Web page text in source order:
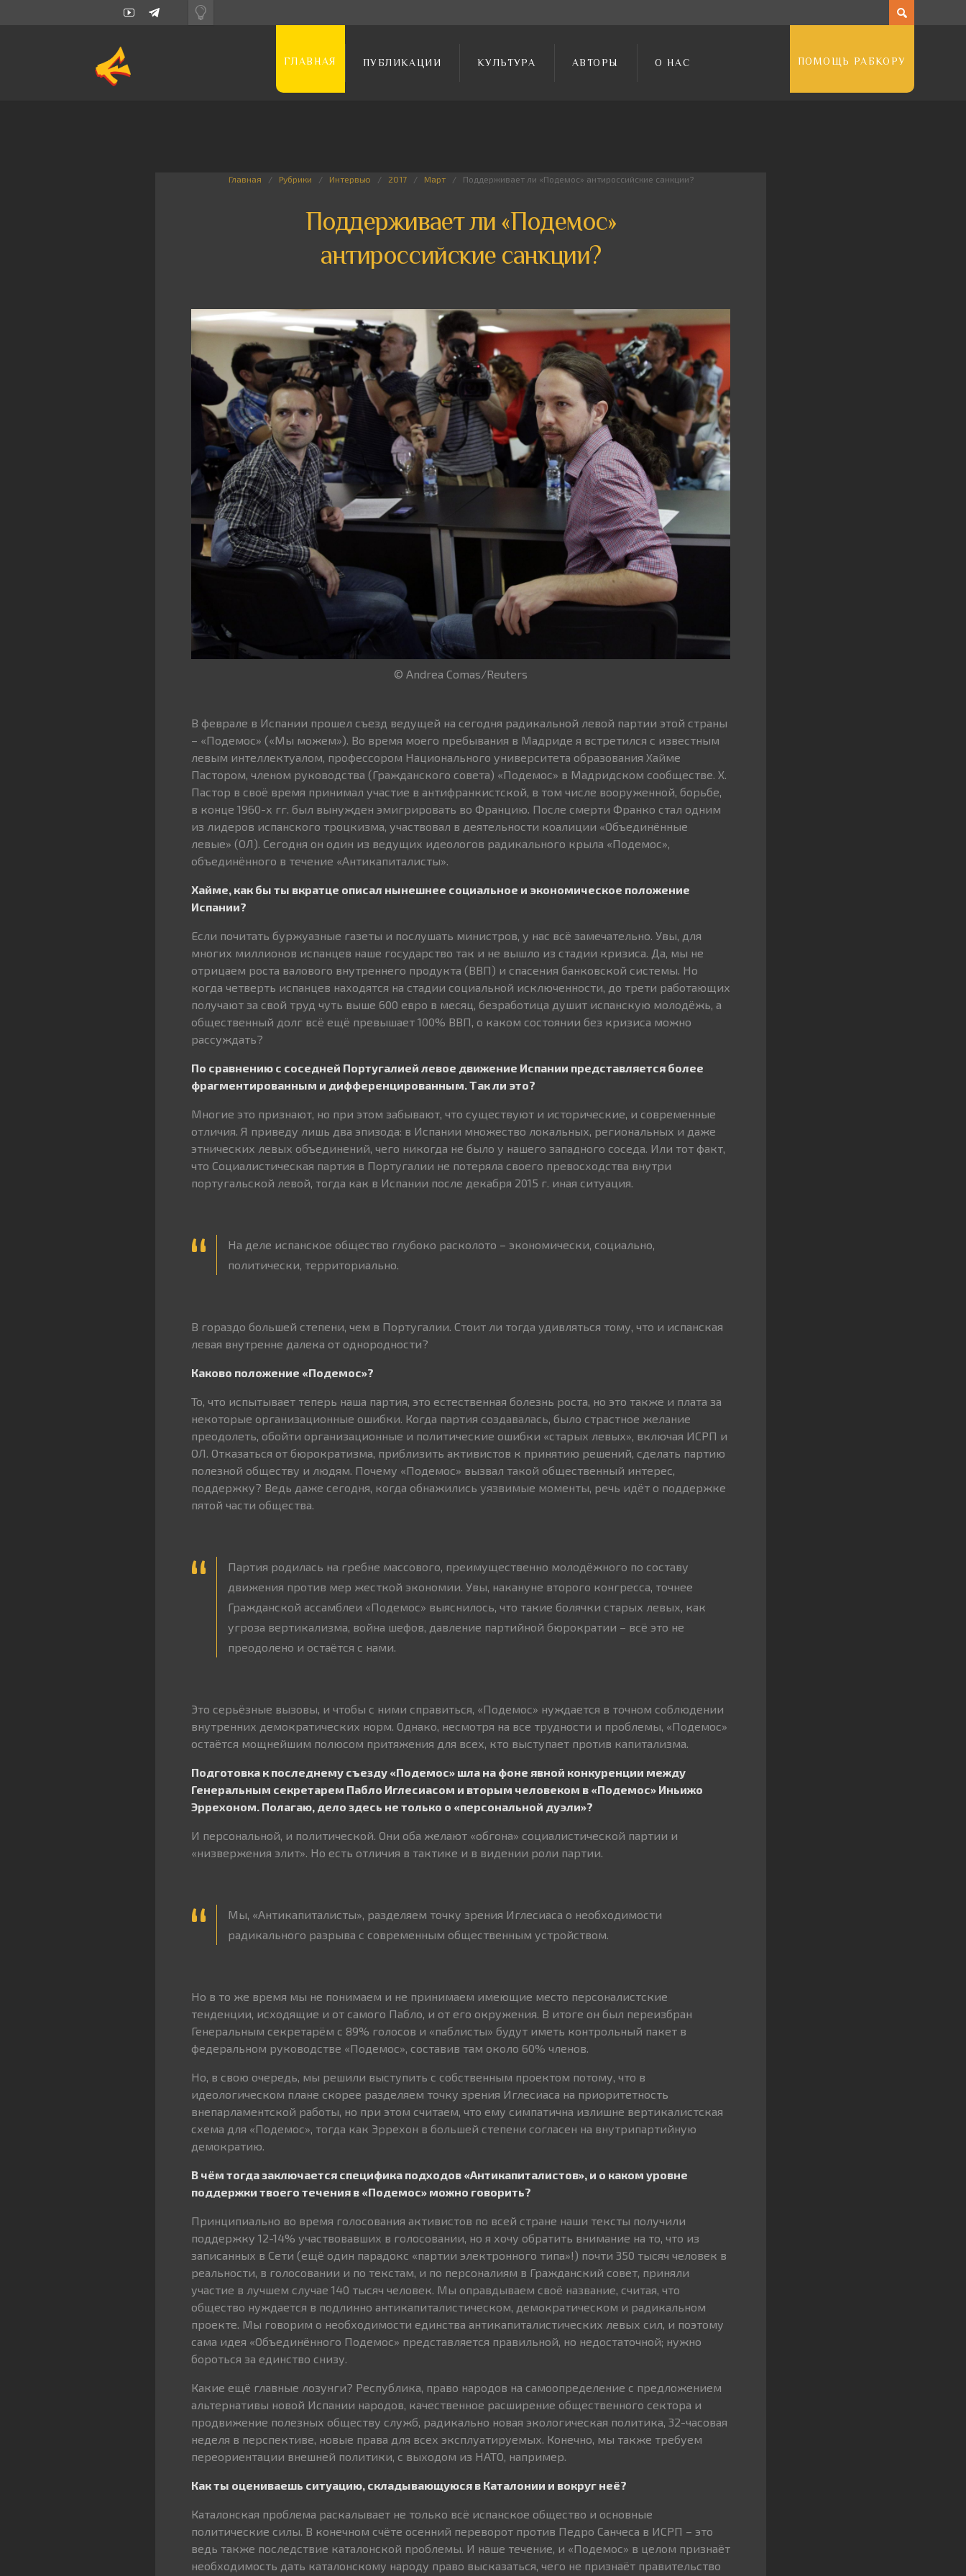
ГЛАВНАЯ ПУБЛИКАЦИИ КУЛЬТУРА АВТОРЫ О НАС ПОМОЩЬ РАБКОРУ
Главная Рубрики Интервью 2017 Март Поддерживает ли «Подемос» антироссийские санкции?
Поддерживает ли «Подемос»
антироссийские санкции?
© Andrea Comas/Reuters
В феврале в Испании прошел съезд ведущей на сегодня радикальной левой партии этой страны
– «Подемос» («Мы можем»). Во время моего пребывания в Мадриде я встретился с известным
левым интеллектуалом, профессором Национального университета образования Хайме
Пастором, членом руководства (Гражданского совета) «Подемос» в Мадридском сообществе. Х.
Пастор в своё время принимал участие в антифранкистской, в том числе вооруженной, борьбе,
в конце 1960-х гг. был вынужден эмигрировать во Францию. После смерти Франко стал одним
из лидеров испанского троцкизма, участвовал в деятельности коалиции «Объединённые
левые» (ОЛ). Сегодня он один из ведущих идеологов радикального крыла «Подемос»,
объединённого в течение «Антикапиталисты».
Хайме, как бы ты вкратце описал нынешнее социальное и экономическое положение
Испании?
Если почитать буржуазные газеты и послушать министров, у нас всё замечательно. Увы, для
многих миллионов испанцев наше государство так и не вышло из стадии кризиса. Да, мы не
отрицаем роста валового внутреннего продукта (ВВП) и спасения банковской системы. Но
когда четверть испанцев находятся на стадии социальной исключенности, до трети работающих
получают за свой труд чуть выше 600 евро в месяц, безработица душит испанскую молодёжь, а
общественный долг всё ещё превышает 100% ВВП, о каком состоянии без кризиса можно
рассуждать?
По сравнению с соседней Португалией левое движение Испании представляется более
фрагментированным и дифференцированным. Так ли это?
Многие это признают, но при этом забывают, что существуют и исторические, и современные
отличия. Я приведу лишь два эпизода: в Испании множество локальных, региональных и даже
этнических левых объединений, чего никогда не было у нашего западного соседа. Или тот факт,
что Социалистическая партия в Португалии не потеряла своего превосходства внутри
португальской левой, тогда как в Испании после декабря 2015 г. иная ситуация.
На деле испанское общество глубоко расколото – экономически, социально,
политически, территориально.
В гораздо большей степени, чем в Португалии. Стоит ли тогда удивляться тому, что и испанская
левая внутренне далека от однородности?
Каково положение «Подемос»?
То, что испытывает теперь наша партия, это естественная болезнь роста, но это также и плата за
некоторые организационные ошибки. Когда партия создавалась, было страстное желание
преодолеть, обойти организационные и политические ошибки «старых левых», включая ИСРП и
ОЛ. Отказаться от бюрократизма, приблизить активистов к принятию решений, сделать партию
полезной обществу и людям. Почему «Подемос» вызвал такой общественный интерес,
поддержку? Ведь даже сегодня, когда обнажились уязвимые моменты, речь идёт о поддержке
пятой части общества.
Партия родилась на гребне массового, преимущественно молодёжного по составу
движения против мер жесткой экономии. Увы, накануне второго конгресса, точнее
Гражданской ассамблеи «Подемос» выяснилось, что такие болячки старых левых, как
угроза вертикализма, война шефов, давление партийной бюрократии – всё это не
преодолено и остаётся с нами.
Это серьёзные вызовы, и чтобы с ними справиться, «Подемос» нуждается в точном соблюдении
внутренних демократических норм. Однако, несмотря на все трудности и проблемы, «Подемос»
остаётся мощнейшим полюсом притяжения для всех, кто выступает против капитализма.
Подготовка к последнему съезду «Подемос» шла на фоне явной конкуренции между
Генеральным секретарем Пабло Иглесиасом и вторым человеком в «Подемос» Иньижо
Эррехоном. Полагаю, дело здесь не только о «персональной дуэли»?
И персональной, и политической. Они оба желают «обгона» социалистической партии и
«низвержения элит». Но есть отличия в тактике и в видении роли партии.
Мы, «Антикапиталисты», разделяем точку зрения Иглесиаса о необходимости
радикального разрыва с современным общественным устройством.
Но в то же время мы не понимаем и не принимаем имеющие место персоналистские
тенденции, исходящие и от самого Пабло, и от его окружения. В итоге он был переизбран
Генеральным секретарём с 89% голосов и «паблисты» будут иметь контрольный пакет в
федеральном руководстве «Подемос», составив там около 60% членов.
Но, в свою очередь, мы решили выступить с собственным проектом потому, что в
идеологическом плане скорее разделяем точку зрения Иглесиаса на приоритетность
внепарламентской работы, но при этом считаем, что ему симпатична излишне вертикалистская
схема для «Подемос», тогда как Эррехон в большей степени согласен на внутрипартийную
демократию.
В чём тогда заключается специфика подходов «Антикапиталистов», и о каком уровне
поддержки твоего течения в «Подемос» можно говорить?
Принципиально во время голосования активистов по всей стране наши тексты получили
поддержку 12-14% участвовавших в голосовании, но я хочу обратить внимание на то, что из
записанных в Сети (ещё один парадокс «партии электронного типа»!) почти 350 тысяч человек в
реальности, в голосовании и по текстам, и по персоналиям в Гражданский совет, приняли
участие в лучшем случае 140 тысяч человек. Мы оправдываем своё название, считая, что
общество нуждается в подлинно антикапиталистическом, демократическом и радикальном
проекте. Мы говорим о необходимости единства антикапиталистических левых сил, и поэтому
сама идея «Объединённого Подемос» представляется правильной, но недостаточной; нужно
бороться за единство снизу.
Какие ещё главные лозунги? Республика, право народов на самоопределение с предложением
альтернативы новой Испании народов, качественное расширение общественного сектора и
продвижение полезных обществу служб, радикально новая экологическая политика, 32-часовая
неделя в перспективе, новые права для всех эксплуатируемых. Конечно, мы также требуем
переориентации внешней политики, с выходом из НАТО, например.
Как ты оцениваешь ситуацию, складывающуюся в Каталонии и вокруг неё?
Каталонская проблема раскалывает не только всё испанское общество и основные
политические силы. В конечном счёте осенний переворот против Педро Санчеса в ИСРП – это
ведь также последствие каталонской проблемы. И наше течение, и «Подемос» в целом признаёт
необходимость дать каталонскому народу право высказаться, чего не признаёт правительство